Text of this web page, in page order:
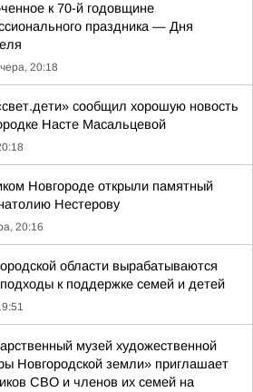
к 70-й годовщине
праздника — Дня
20:18
сообщил хорошую новость
Насте Масальцевой
Новгороде открыли памятный
Нестерову
20:16
области вырабатываются
к поддержке семей и детей
музей художественной
Новгородской земли» приглашает
СВО и членов их семей на